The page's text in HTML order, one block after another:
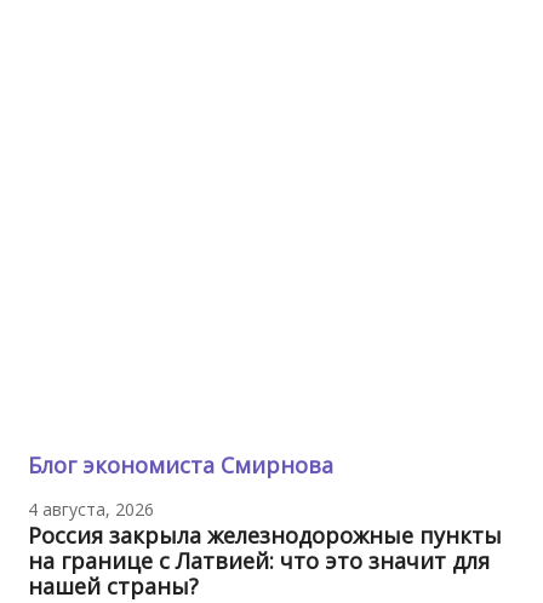
Блог экономиста Смирнова
4 августа, 2026
Россия закрыла железнодорожные пункты
на границе с Латвией: что это значит для
нашей страны?